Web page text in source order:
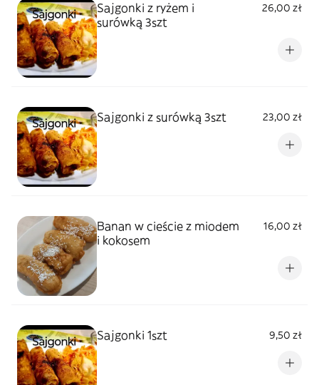
Sajgonki z ryżem i
surówką 3szt
26,00 zł
Sajgonki z surówką 3szt 23,00 zł
Banan w cieście z miodem
i kokosem
16,00 zł
Sajgonki 1szt 9,50 zł